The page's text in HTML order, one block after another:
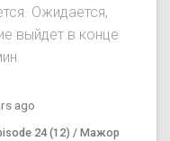
Ожидается,
выйдет в конце
ago
24 (12) / Мажор